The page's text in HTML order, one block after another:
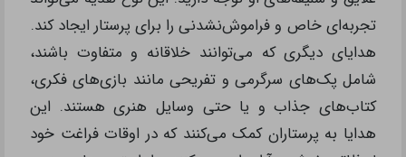
تجربه‌ای خاص و فراموش‌نشدنی را برای پرستار ایجاد کند.
هدایای دیگری که می‌توانند خلاقانه و متفاوت باشند،
شامل پک‌های سرگرمی و تفریحی مانند بازی‌های فکری،
کتاب‌های جذاب و یا حتی وسایل هنری هستند. این
هدایا به پرستاران کمک می‌کنند که در اوقات فراغت خود